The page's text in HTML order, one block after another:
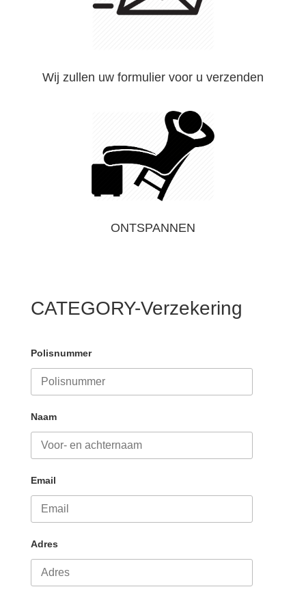
Wij zullen uw formulier voor u verzenden
ONTSPANNEN
CATEGORY-Verzekering
Polisnummer
Naam
Email
Adres